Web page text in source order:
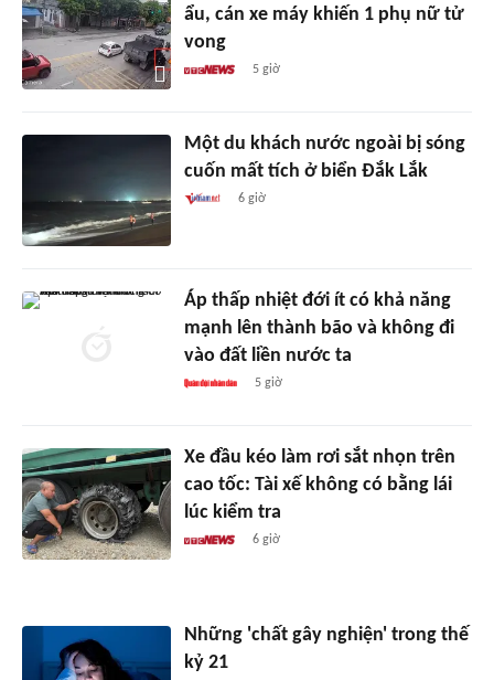
ẩu, cán xe máy khiến 1 phụ nữ tử
vong
5 giờ
Một du khách nước ngoài bị sóng
cuốn mất tích ở biển Đắk Lắk
6 giờ
Áp thấp nhiệt đới ít có khả năng
mạnh lên thành bão và không đi
vào đất liền nước ta
5 giờ
Xe đầu kéo làm rơi sắt nhọn trên
cao tốc: Tài xế không có bằng lái
lúc kiểm tra
6 giờ
Những 'chất gây nghiện' trong thế
kỷ 21